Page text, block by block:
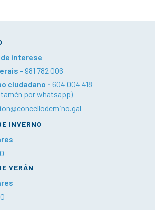
interese
- 981 782 006
ciudadano - 604 004 418
por whatsapp)
INVERNO
VERÁN